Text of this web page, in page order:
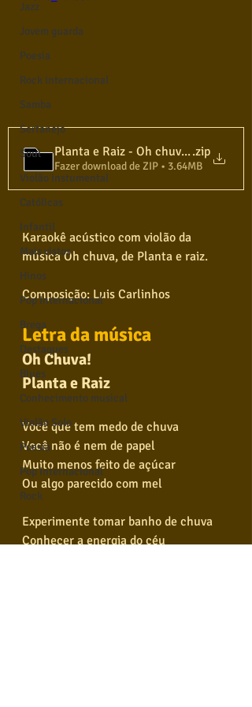
Jazz
Jovem guarda
Poesia
Rock internacional
Samba
Sertanejo
Soul
Violão instumental
Católicas
Infantil
Mais vistos
Hinos
Pop Internacional
Brega
Destaques
Blues
Conhecimento musical
Violão Solo
Poesia
Pop Internacional
Rock
Planta e Raiz - Oh
.zip
Fazer download de ZIP • 3.64MB
Karaokê acústico com violão da
música Oh chuva, de Planta e raiz.
Composição: Luis Carlinhos
Letra da música
Oh Chuva!
Planta e Raiz
Você que tem medo de chuva
Você não é nem de papel
Muito menos feito de açúcar
Ou algo parecido com mel
Experimente tomar banho de chuva
Conhecer a energia do céu